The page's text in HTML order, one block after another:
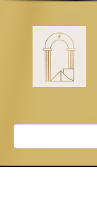
Поиск: